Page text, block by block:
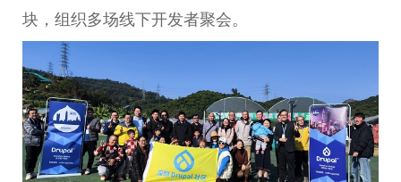
块，组织多场线下开发者聚会。